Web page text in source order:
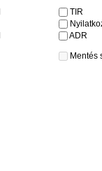
TIR
ADR
Mentés